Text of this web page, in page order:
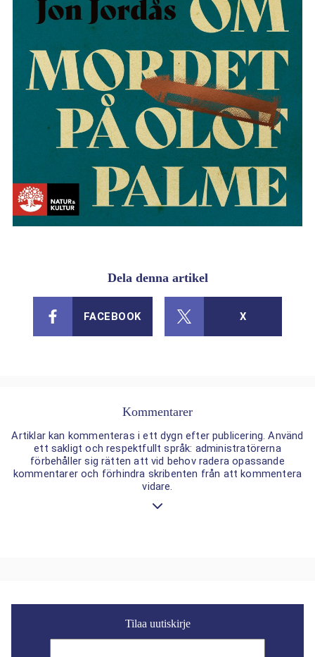
Dela denna artikel
FACEBOOK X
Kommentarer
Artiklar kan kommenteras i ett dygn efter publicering. Använd
ett sakligt och respektfullt språk: administratörerna
förbehåller sig rätten att vid behov radera opassande
kommentarer och förhindra skribenten från att kommentera
vidare.
Tilaa uutiskirje